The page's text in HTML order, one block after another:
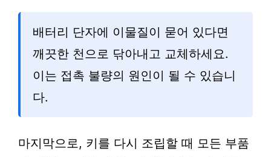
배터리 단자에 이물질이 묻어 있다면
깨끗한 천으로 닦아내고 교체하세요.
이는 접촉 불량의 원인이 될 수 있습니
다.
마지막으로, 키를 다시 조립할 때 모든 부품